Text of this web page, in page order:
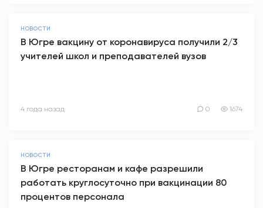
НОВОСТИ
В Югре вакцину от коронавируса получили 2/3
учителей школ и преподавателей вузов
4 года назад 0 1674
НОВОСТИ
В Югре ресторанам и кафе разрешили
работать круглосуточно при вакцинации 80
процентов персонала